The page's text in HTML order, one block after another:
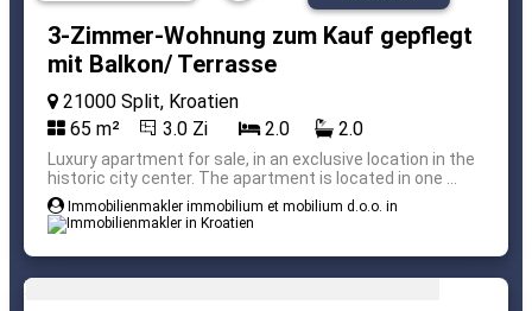
3-Zimmer-Wohnung zum Kauf gepflegt
mit Balkon/ Terrasse
21000 Split, Kroatien
65 m²
3.0 Zi 2.0 2.0
Luxury apartment for sale, in an exclusive location in the
historic city center. The apartment is located in one ...
Immobilienmakler immobilium et mobilium d.o.o. in